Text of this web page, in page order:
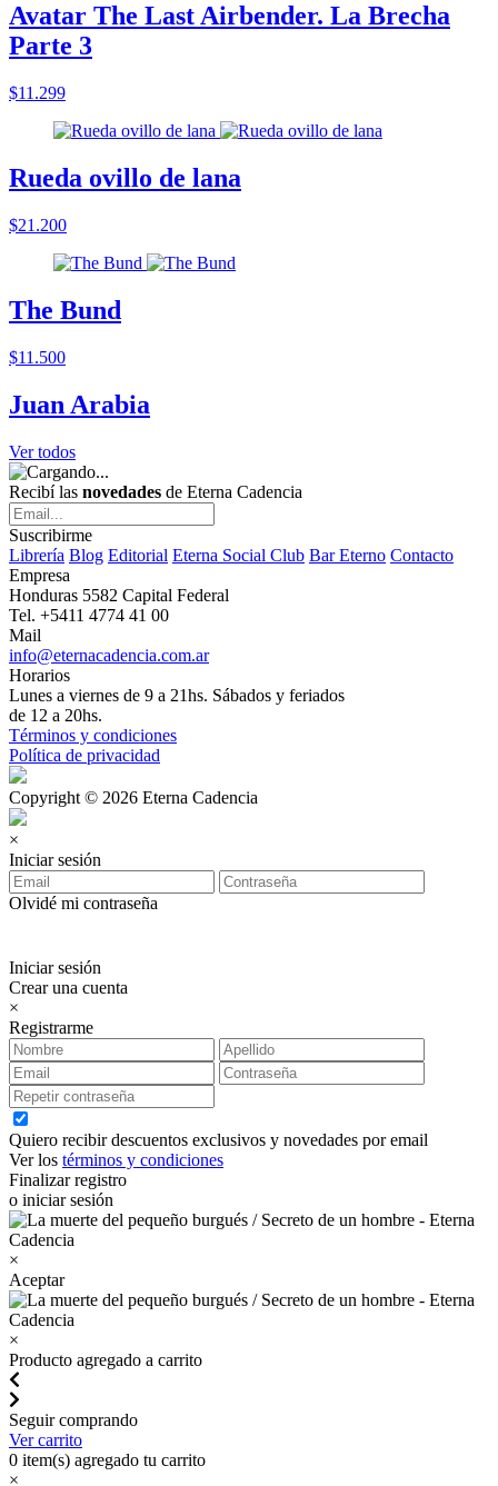
Avatar The Last Airbender. La Brecha
Parte 3
$11.299
Rueda ovillo de lana
$21.200
The Bund
$11.500
Juan Arabia
Ver todos
Recibí las novedades de Eterna Cadencia
Suscribirme
Librería Blog Editorial Eterna Social Club Bar Eterno Contacto
Empresa
Honduras 5582 Capital Federal
Tel. +5411 4774 41 00
Mail
info@eternacadencia.com.ar
Horarios
Lunes a viernes de 9 a 21hs. Sábados y feriados
de 12 a 20hs.
Términos y condiciones
Política de privacidad
Copyright © 2026 Eterna Cadencia
×
Iniciar sesión
Olvidé mi contraseña
Iniciar sesión
Crear una cuenta
×
Registrarme
Quiero recibir descuentos exclusivos y novedades por email
Ver los términos y condiciones
Finalizar registro
o iniciar sesión
×
Aceptar
×
Producto agregado a carrito
Seguir comprando
Ver carrito
0 item(s) agregado tu carrito
×